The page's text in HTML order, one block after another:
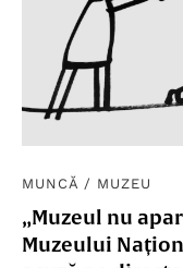
MUNCĂ / MUZEU
„Muzeul nu
Muzeului